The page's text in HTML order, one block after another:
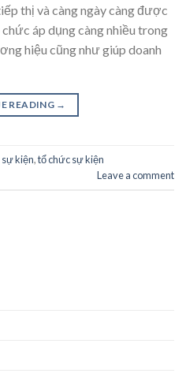
thị và càng ngày càng được
áp dụng càng nhiều trong
hiệu cũng như giúp doanh
READING →
sự kiện,tổ chức sự kiện
Leave a comment